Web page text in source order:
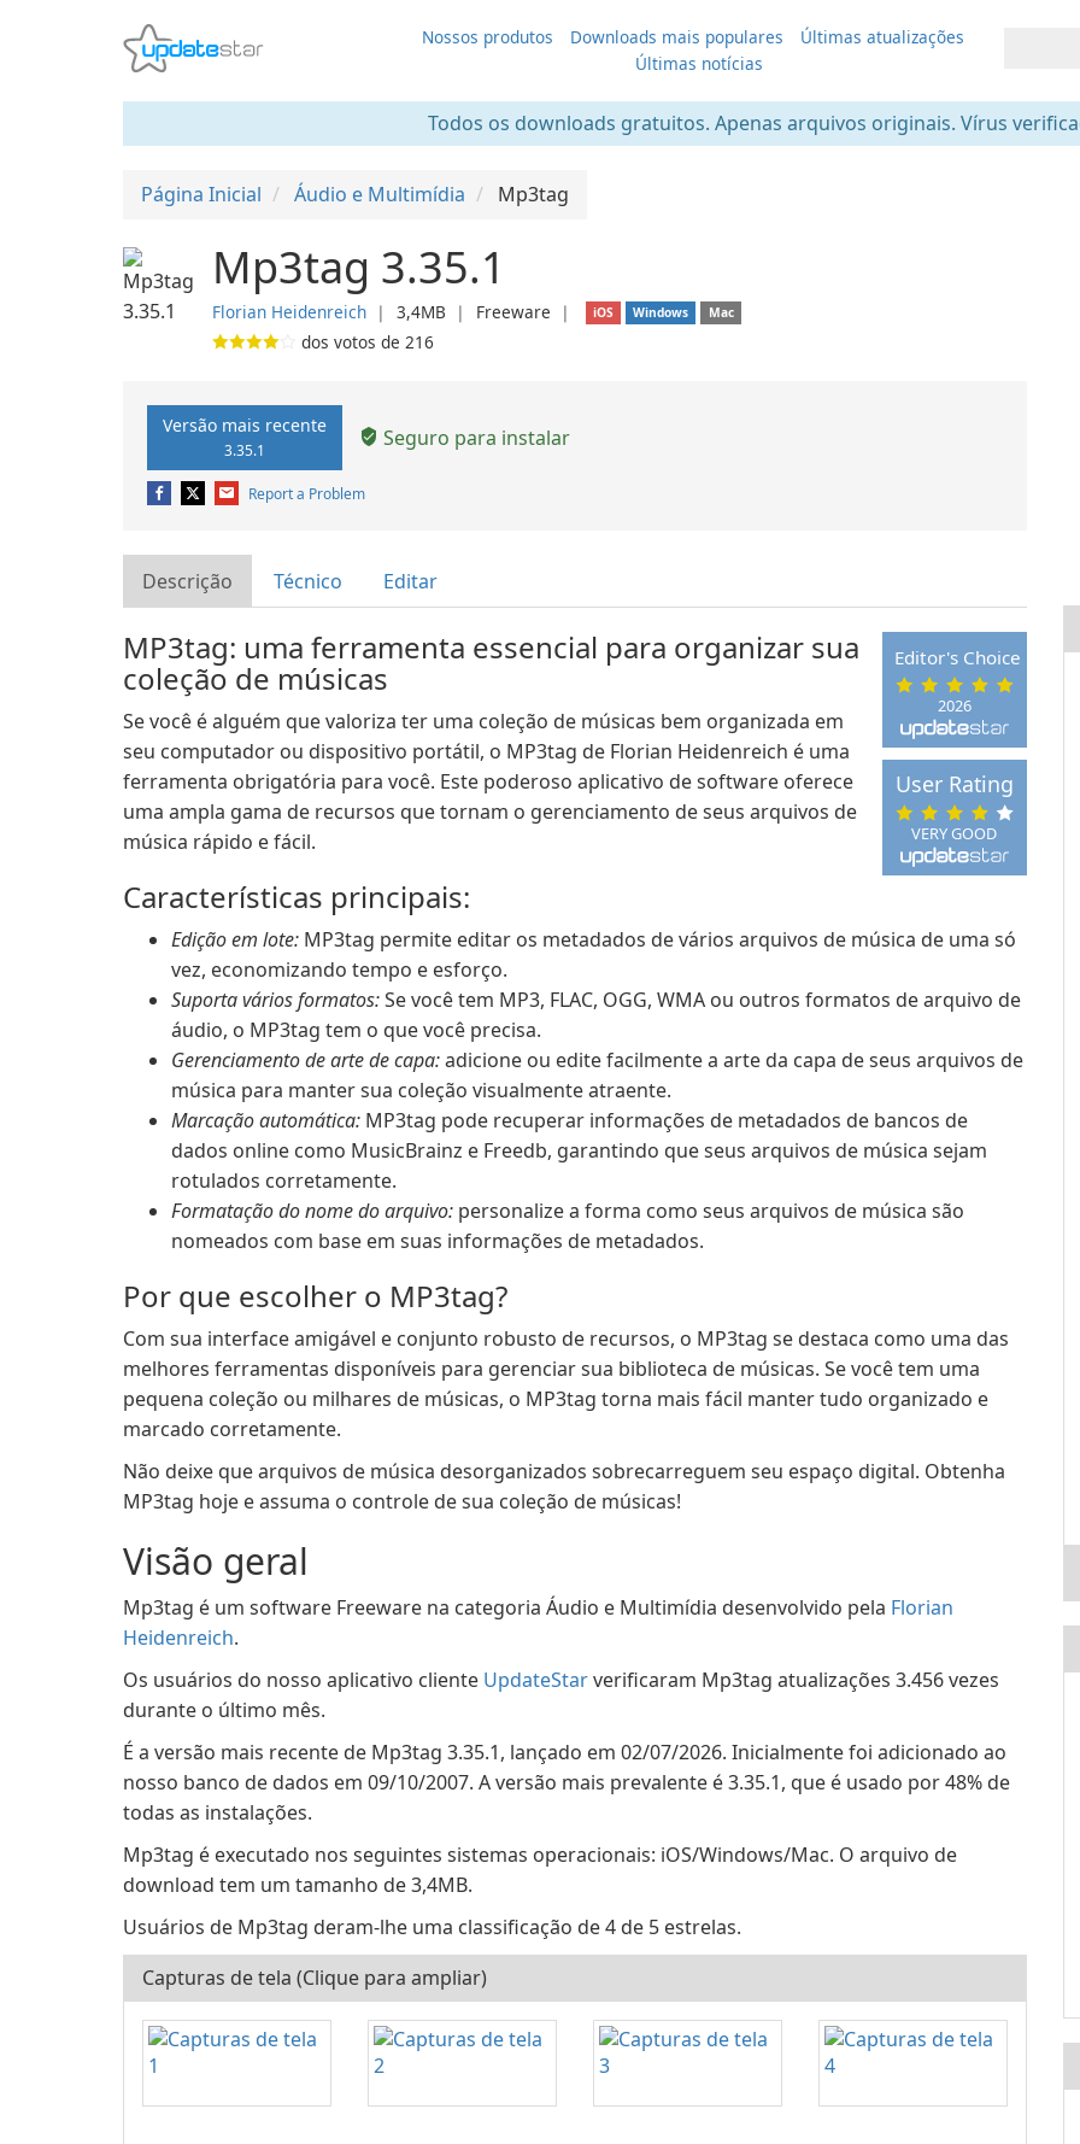
Nossos produtos Downloads mais populares
Últimas atualizações
Últimas notícias
Todos os downloads gratuitos. Apenas arquivos originais. Vírus
Página Inicial Áudio e Multimídia Mp3tag
Mp3tag 3.35.1
Florian Heidenreich ❘ 3,4MB ❘ Freeware ❘ iOS Windows Mac
dos votos de 216
Versão mais recente
3.35.1 Seguro para instalar
Report a Problem
Descrição Técnico Editar
2026
Editor's Choice
VERY GOOD
User Rating
MP3tag: uma ferramenta essencial para organizar sua
coleção de músicas
Se você é alguém que valoriza ter uma coleção de músicas bem organizada em
seu computador ou dispositivo portátil, o MP3tag de Florian Heidenreich é uma
ferramenta obrigatória para você. Este poderoso aplicativo de software oferece
uma ampla gama de recursos que tornam o gerenciamento de seus arquivos de
música rápido e fácil.
Características principais:
Edição em lote: MP3tag permite editar os metadados de vários arquivos de música de uma só
vez, economizando tempo e esforço.
Suporta vários formatos:Se você tem MP3, FLAC, OGG, WMA ou outros formatos de arquivo de
áudio, o MP3tag tem o que você precisa.
Gerenciamento de arte de capa:adicione ou edite facilmente a arte da capa de seus arquivos de
música para manter sua coleção visualmente atraente.
Marcação automática: MP3tag pode recuperar informações de metadados de bancos de
dados online como MusicBrainz e Freedb, garantindo que seus arquivos de música sejam
rotulados corretamente.
Formatação do nome do arquivo: personalize a forma como seus arquivos de música são
nomeados com base em suas informações de metadados.
Por que escolher o MP3tag?
Com sua interface amigável e conjunto robusto de recursos, o MP3tag se destaca como uma das
melhores ferramentas disponíveis para gerenciar sua biblioteca de músicas. Se você tem uma
pequena coleção ou milhares de músicas, o MP3tag torna mais fácil manter tudo organizado e
marcado corretamente.
Não deixe que arquivos de música desorganizados sobrecarreguem seu espaço digital. Obtenha
MP3tag hoje e assuma o controle de sua coleção de músicas!
Visão geral
Mp3tag é um software Freeware na categoria Áudio e Multimídia desenvolvido pela Florian
Heidenreich.
Os usuários do nosso aplicativo cliente UpdateStarverificaram Mp3tag atualizações 3.456 vezes
durante o último mês.
É a versão mais recente de Mp3tag 3.35.1, lançado em 02/07/2026. Inicialmente foi adicionado ao
nosso banco de dados em 09/10/2007. A versão mais prevalente é 3.35.1, que é usado por 48% de
todas as instalações.
Mp3tag é executado nos seguintes sistemas operacionais: iOS/Windows/Mac. O arquivo de
download tem um tamanho de 3,4MB.
Usuários de Mp3tag deram-lhe uma classificação de 4 de 5 estrelas.
Capturas de tela (Clique para ampliar)